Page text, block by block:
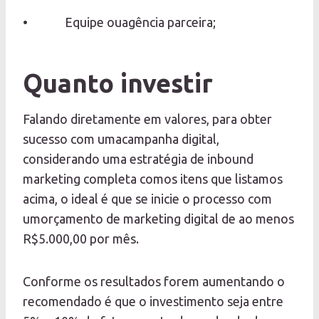
• Equipe ouagência parceira;
Quanto investir
Falando diretamente em valores, para obter
sucesso com umacampanha digital,
considerando uma estratégia de inbound
marketing completa comos itens que listamos
acima, o ideal é que se inicie o processo com
umorçamento de marketing digital de ao menos
R$5.000,00 por mês.
Conforme os resultados forem aumentando o
recomendado é que o investimento seja entre